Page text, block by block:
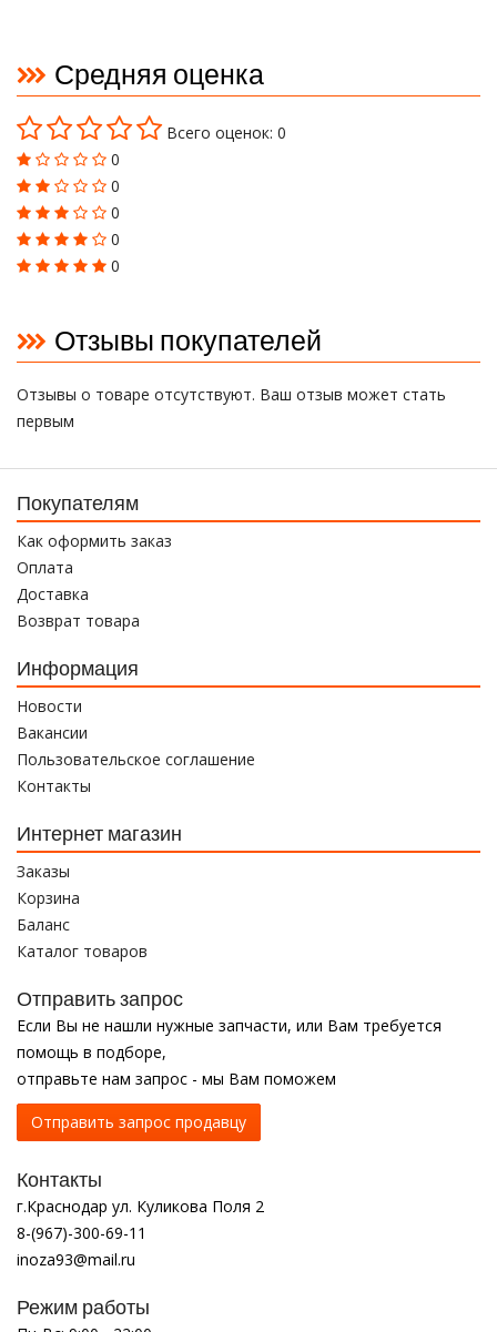
Средняя оценка
Всего оценок: 0
0
0
0
0
0
Отзывы покупателей
Отзывы о товаре отсутствуют. Ваш отзыв может стать
первым
Покупателям
Как оформить заказ
Оплата
Доставка
Возврат товара
Информация
Новости
Вакансии
Пользовательское соглашение
Контакты
Интернет магазин
Заказы
Корзина
Баланс
Каталог товаров
Отправить запрос
Если Вы не нашли нужные запчасти, или Вам требуется
помощь в подборе,
отправьте нам запрос - мы Вам поможем
Отправить запрос продавцу
Контакты
г.Краснодар ул. Куликова Поля 2
8-(967)-300-69-11
inoza93@mail.ru
Режим работы